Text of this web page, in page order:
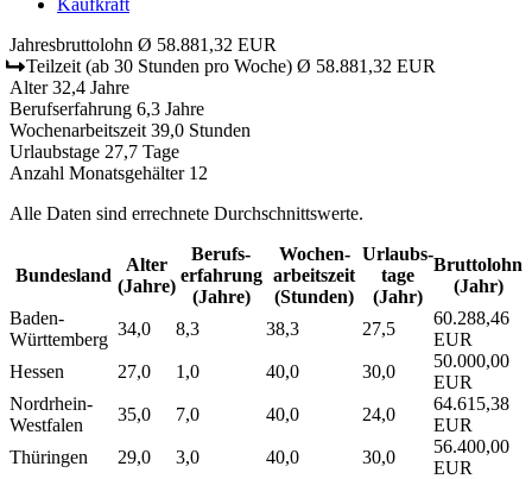
Jahresbruttolohn Ø 58.881,32 EUR
Teilzeit (ab 30 Stunden pro Woche) Ø 58.881,32 EUR
Alter 32,4 Jahre
Berufserfahrung 6,3 Jahre
Wochenarbeitszeit 39,0 Stunden
Urlaubstage 27,7 Tage
Anzahl Monatsgehälter 12
Alle Daten sind errechnete Durchschnittswerte.
Bundesland
Alter
(Jahre)
Berufs­
erfahrung
(Jahre)
Wochen­
arbeitszeit
(Stunden)
Urlaubs­
tage
(Jahr)
Bruttolohn
(Jahr)
Baden-
Württemberg
34,0 8,3 38,3 27,5
60.288,46
EUR
Hessen
27,0 1,0 40,0 30,0
50.000,00
EUR
Nordrhein-
Westfalen
35,0 7,0 40,0 24,0
64.615,38
EUR
Thüringen
29,0 3,0 40,0 30,0
56.400,00
EUR